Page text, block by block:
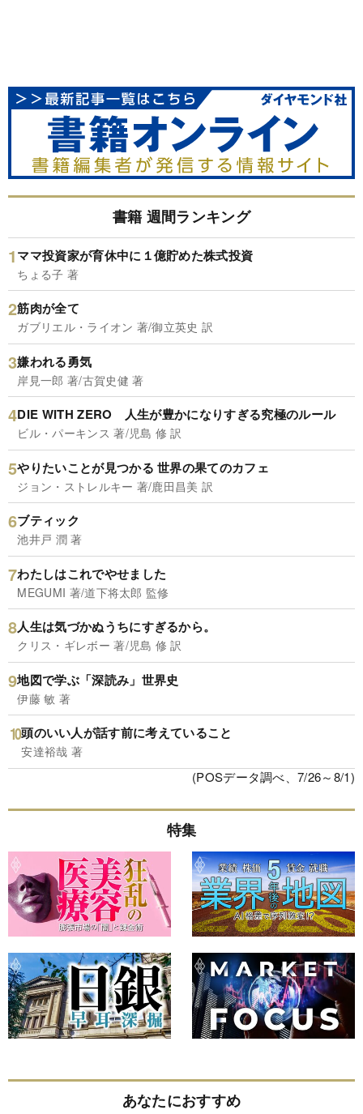
書籍 週間ランキング
ママ投資家が育休中に１億貯めた株式投資
ちょる子 著
筋肉が全て
ガブリエル・ライオン 著/御立英史 訳
嫌われる勇気
岸見一郎 著/古賀史健 著
DIE WITH ZERO 人生が豊かになりすぎる究極のルール
ビル・パーキンス 著/児島 修 訳
やりたいことが見つかる 世界の果てのカフェ
ジョン・ストレルキー 著/鹿田昌美 訳
ブティック
池井戸 潤 著
わたしはこれでやせました
MEGUMI 著/道下将太郎 監修
人生は気づかぬうちにすぎるから。
クリス・ギレボー 著/児島 修 訳
地図で学ぶ「深読み」世界史
伊藤 敏 著
頭のいい人が話す前に考えていること
安達裕哉 著
(POSデータ調べ、7/26～8/1)
特集
あなたにおすすめ